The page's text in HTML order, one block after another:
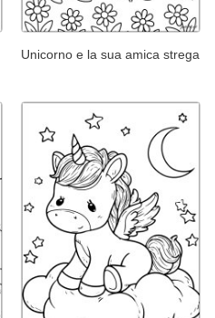
Unicorno e la sua amica strega